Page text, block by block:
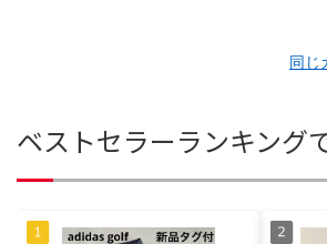
同じ
ベストセラーランキング